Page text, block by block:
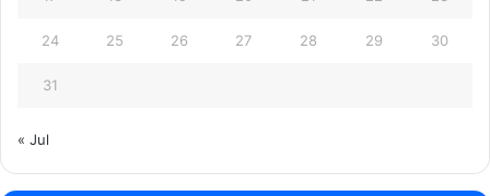
24 25 26 27 28 29 30
31
« Jul